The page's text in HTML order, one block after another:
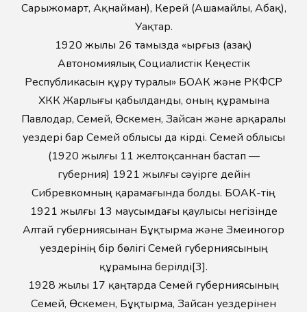
Сарыжомарт, Ақнайман), Керей (Ашамайлы, Абақ),
Уақтар.
1920 жылы 26 тамызда «Қырғыз (Қазақ)
Автономиялық Социалистік Кеңестік
Республикасын құру туралы» БОАК және РКФСР
ХКК Жарлығы қабылданды, оның құрамына
Павлодар, Семей, Өскемен, Зайсан және Қарқаралы
уездері бар Семей облысы да кірді. Семей облысы
(1920 жылғы 11 желтоқсаннан бастап —
губерния) 1921 жылғы сәуірге дейін
Сибревкомның қарамағында болды. БОАК-тің
1921 жылғы 13 маусымдағы қаулысы негізінде
Алтай губерниясынан Бұқтырма және Змеиногор
уездерінің бір бөлігі Семей губерниясының
құрамына берілді[3].
1928 жылы 17 қаңтарда Семей губерниясының
Семей, Өскемен, Бұқтырма, Зайсан уездерінен